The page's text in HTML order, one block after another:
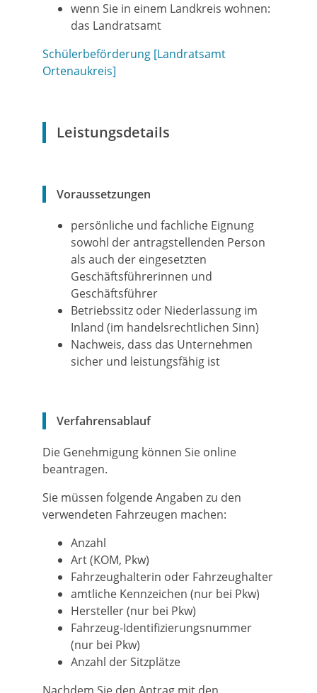
wenn Sie in einem Landkreis wohnen:
das Landratsamt
Schülerbeförderung [Landratsamt
Ortenaukreis]
Leistungsdetails
Voraussetzungen
persönliche und fachliche Eignung
sowohl der antragstellenden Person
als auch der eingesetzten
Geschäftsführerinnen und
Geschäftsführer
Betriebssitz oder Niederlassung im
Inland (im handelsrechtlichen Sinn)
Nachweis, dass das Unternehmen
sicher und leistungsfähig ist
Verfahrensablauf
Die Genehmigung können Sie online
beantragen.
Sie müssen folgende Angaben zu den
verwendeten Fahrzeugen machen:
Anzahl
Art (KOM, Pkw)
Fahrzeughalterin oder Fahrzeughalter
amtliche Kennzeichen (nur bei Pkw)
Hersteller (nur bei Pkw)
Fahrzeug-Identifizierungsnummer
(nur bei Pkw)
Anzahl der Sitzplätze